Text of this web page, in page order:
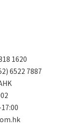
1620
6522 7887